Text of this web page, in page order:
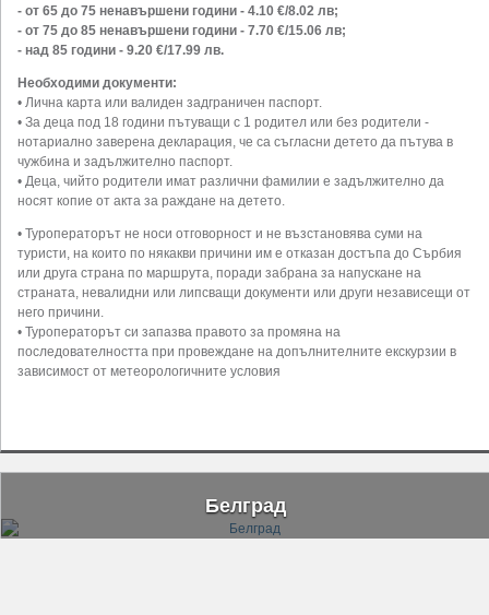
- от 65 до 75 ненавършени години - 4.10 €/8.02 лв;
- от 75 до 85 ненавършени години - 7.70 €/15.06 лв;
- над 85 години - 9.20 €/17.99 лв.
Необходими документи:
• Лична карта или валиден задграничен паспорт.
• За деца под 18 години пътуващи с 1 родител или без родители -
нотариално заверена декларация, че са съгласни детето да пътува в
чужбина и задължително паспорт.
• Деца, чийто родители имат различни фамилии е задължително да
носят копие от акта за раждане на детето.
• Туроператорът не носи отговорност и не възстановява суми на
туристи, на които по някакви причини им е отказан достъпа до Сърбия
или друга страна по маршрута, поради забрана за напускане на
страната, невалидни или липсващи документи или други независещи от
него причини.
• Туроператорът си запазва правото за промяна на
последователността при провеждане на допълнителните екскурзии в
зависимост от метеорологичните условия
Белград